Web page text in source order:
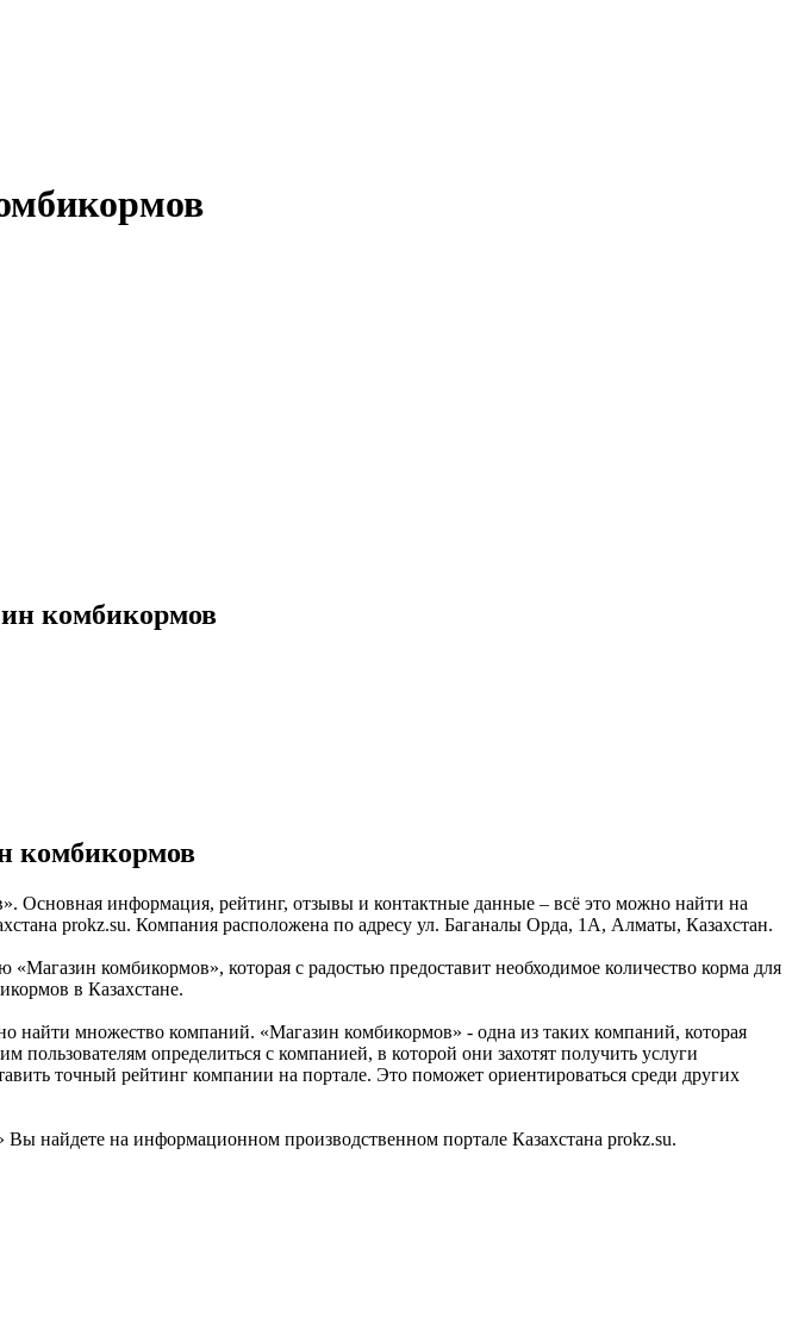
комбикормов
комбикормов
информация, рейтинг, отзывы и контактные данные – всё это можно найти на
prokz.su. Компания расположена по адресу ул. Баганалы Орда, 1А, Алматы, Казахстан.
комбикормов», которая с радостью предоставит необходимое количество корма для
в Казахстане.
множество компаний. «Магазин комбикормов» - одна из таких компаний, которая
определиться с компанией, в которой они захотят получить услуги
точный рейтинг компании на портале. Это поможет ориентироваться среди других
найдете на информационном производственном портале Казахстана prokz.su.